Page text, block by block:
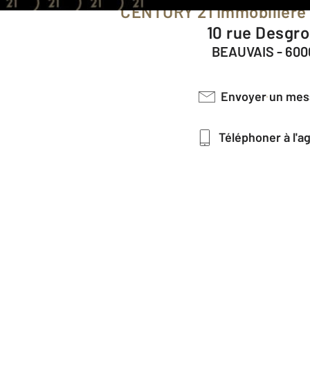
CENTURY 21
10 rue
BEAUVAIS -
Envoyer un
Téléphoner à